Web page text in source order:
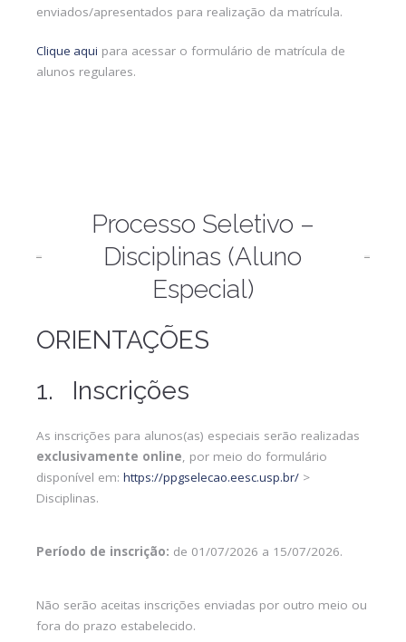
enviados/apresentados para realização da matrícula.
Clique aqui para acessar o formulário de matrícula de
alunos regulares.
Processo Seletivo –
Disciplinas (Aluno
Especial)
ORIENTAÇÕES
1. Inscrições
As inscrições para alunos(as) especiais serão realizadas
exclusivamente online, por meio do formulário
disponível em:https://ppgselecao.eesc.usp.br/ >
Disciplinas.
Período de inscrição: de 01/07/2026 a 15/07/2026.
Não serão aceitas inscrições enviadas por outro meio ou
fora do prazo estabelecido.